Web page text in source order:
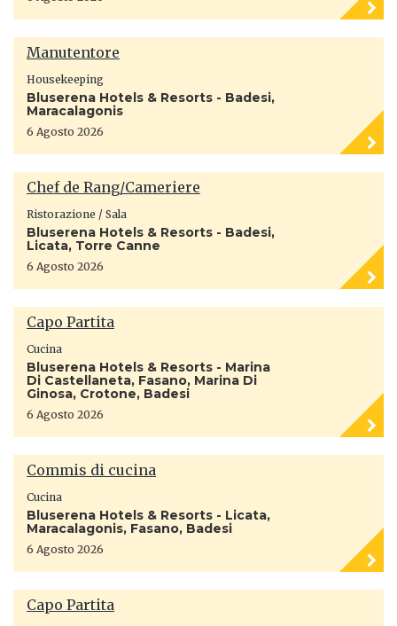
Manutentore
Housekeeping
Bluserena Hotels & Resorts - Badesi,
Maracalagonis
6 Agosto 2026
Chef de Rang/Cameriere
Ristorazione / Sala
Bluserena Hotels & Resorts - Badesi,
Licata, Torre Canne
6 Agosto 2026
Capo Partita
Cucina
Bluserena Hotels & Resorts - Marina
Di Castellaneta, Fasano, Marina Di
Ginosa, Crotone, Badesi
6 Agosto 2026
Commis di cucina
Cucina
Bluserena Hotels & Resorts - Licata,
Maracalagonis, Fasano, Badesi
6 Agosto 2026
Capo Partita